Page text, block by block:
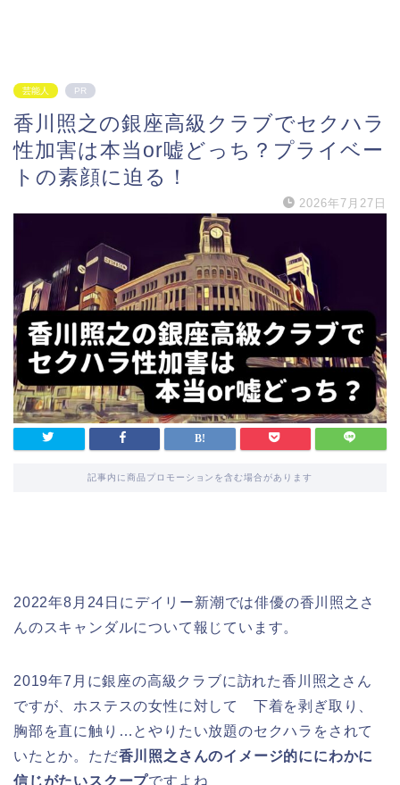
芸能人 PR
香川照之の銀座高級クラブでセクハラ
性加害は本当or嘘どっち？プライベー
トの素顔に迫る！
2026年7月27日
記事内に商品プロモーションを含む場合があります
2022年8月24日にデイリー新潮では俳優の香川照之さ
んのスキャンダルについて報じています。
2019年7月に銀座の高級クラブに訪れた香川照之さん
ですが、ホステスの女性に対して 下着を剥ぎ取り、
胸部を直に触り…とやりたい放題のセクハラをされて
いたとか。ただ香川照之さんのイメージ的ににわかに
信じがたいスクープですよね